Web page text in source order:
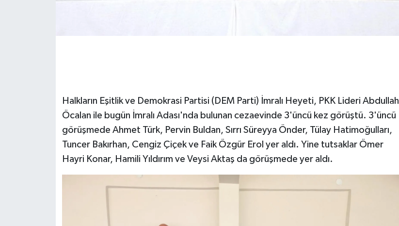
Halkların Eşitlik ve Demokrasi Partisi (DEM Parti) İmralı Heyeti, PKK Lideri Abdullah
Öcalan ile bugün İmralı Adası'nda bulunan cezaevinde 3'üncü kez görüştü. 3'üncü
görüşmede Ahmet Türk, Pervin Buldan, Sırrı Süreyya Önder, Tülay Hatimoğulları,
Tuncer Bakırhan, Cengiz Çiçek ve Faik Özgür Erol yer aldı. Yine tutsaklar Ömer
Hayri Konar, Hamili Yıldırım ve Veysi Aktaş da görüşmede yer aldı.